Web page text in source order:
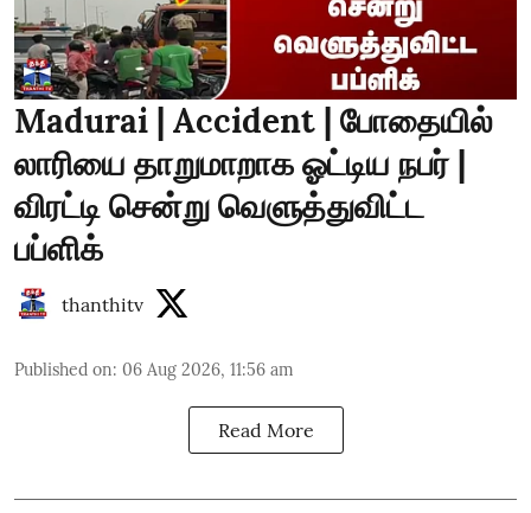
Madurai | Accident | போதையில்
லாரியை தாறுமாறாக ஓட்டிய நபர் |
விரட்டி சென்று வெளுத்துவிட்ட
பப்ளிக்
thanthitv
Published on: 06 Aug 2026, 11:56 am
Read More